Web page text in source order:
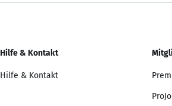
Hilfe & Kontakt
Hilfe & Kontakt